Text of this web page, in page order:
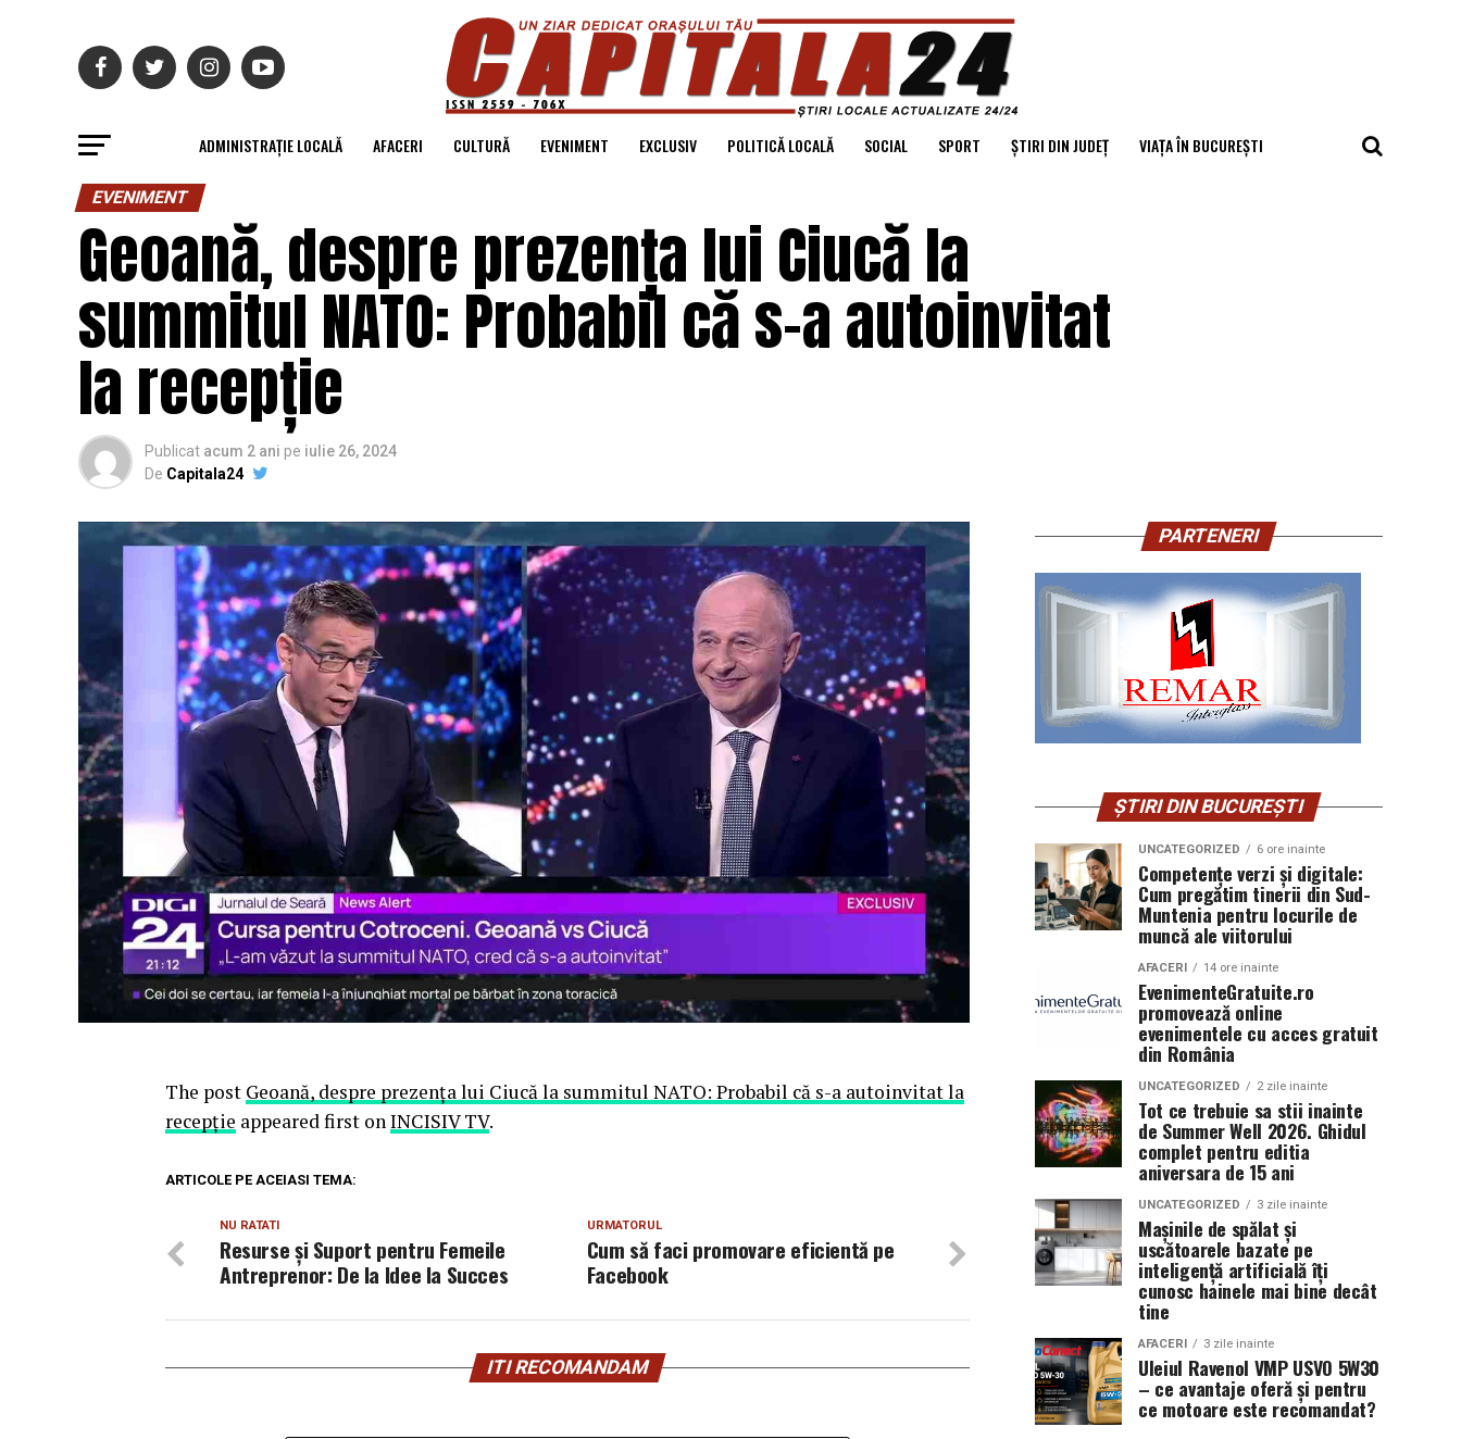
ADMINISTRAȚIE LOCALĂ AFACERI CULTURĂ EVENIMENT EXCLUSIV POLITICĂ LOCALĂ SOCIAL SPORT ȘTIRI DIN JUDEȚ VIAȚA ÎN BUCUREȘTI
EVENIMENT
Geoană, despre prezența lui Ciucă la
summitul NATO: Probabil că s-a autoinvitat
la recepție
Publicat acum 2 ani pe iulie 26, 2024
De Capitala24
The post Geoană, despre prezența lui Ciucă la summitul NATO: Probabil că s-a autoinvitat la
recepție appeared first onINCISIV TV.
ARTICOLE PE ACEIASI TEMA:
URMATORUL
Cum să faci promovare eficientă pe
Facebook
NU RATATI
Resurse și Suport pentru Femeile
Antreprenor: De la Idee la Succes
ITI RECOMANDAM
PARTENERI
ȘTIRI DIN BUCUREȘTI
UNCATEGORIZED 6 ore inainte
Competențe verzi și digitale:
Cum pregătim tinerii din Sud-
Muntenia pentru locurile de
muncă ale viitorului
AFACERI 14 ore inainte
EvenimenteGratuite.ro
promovează online
evenimentele cu acces gratuit
din România
UNCATEGORIZED 2 zile inainte
Tot ce trebuie sa stii inainte
de Summer Well 2026. Ghidul
complet pentru editia
aniversara de 15 ani
UNCATEGORIZED 3 zile inainte
Mașinile de spălat și
uscătoarele bazate pe
inteligență artificială îți
cunosc hainele mai bine decât
tine
AFACERI 3 zile inainte
Uleiul Ravenol VMP USVO 5W30
– ce avantaje oferă și pentru
ce motoare este recomandat?